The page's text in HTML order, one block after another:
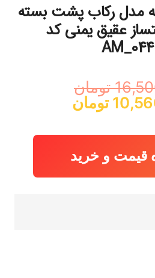
مدل رکاب پشت بسته
عقیق یمنی کد
تومان
16,500,000 تومان
تومان
10,560,000
قیمت و خرید